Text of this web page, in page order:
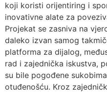
koji koristi orijentiring i
inovativne alate za
Projekat se zasniva na
daleko izvan samog
platforma za dijalog,
rad i zajednička iskustva,
su bile pogođene
otuđenošću. Kroz